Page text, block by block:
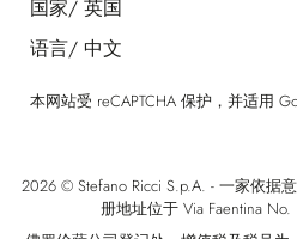
国家/ 英国
语言/ 中文
本网站受 reCAPTCHA 保护，并适用
2026 © Stefano Ricci S.p.A. - 一家依据
册地址位于 Via Faentina No.